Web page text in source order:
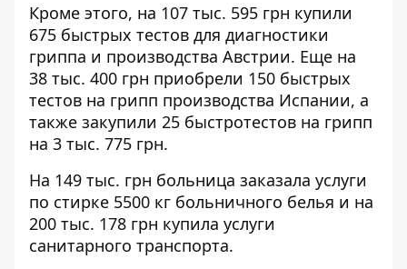
Кроме этого, на 107 тыс. 595 грн купили
675 быстрых тестов для диагностики
гриппа и производства Австрии. Еще на
38 тыс. 400 грн приобрели 150 быстрых
тестов на грипп производства Испании, а
также закупили 25 быстротестов на грипп
на 3 тыс. 775 грн.
На 149 тыс. грн больница заказала услуги
по стирке 5500 кг больничного белья и на
200 тыс. 178 грн купила услуги
санитарного транспорта.